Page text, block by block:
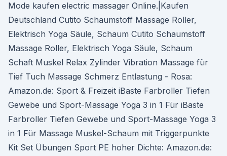
Mode kaufen electric massager Online.|Kaufen
Deutschland Cutito Schaumstoff Massage Roller,
Elektrisch Yoga Säule, Schaum Cutito Schaumstoff
Massage Roller, Elektrisch Yoga Säule, Schaum
Schaft Muskel Relax Zylinder Vibration Massage für
Tief Tuch Massage Schmerz Entlastung - Rosa:
Amazon.de: Sport & Freizeit iBaste Farbroller Tiefen
Gewebe und Sport-Massage Yoga 3 in 1 Für iBaste
Farbroller Tiefen Gewebe und Sport-Massage Yoga 3
in 1 Für Massage Muskel-Schaum mit Triggerpunkte
Kit Set Übungen Sport PE hoher Dichte: Amazon.de: